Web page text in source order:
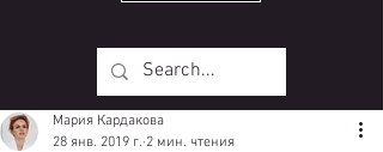
Мария Кардакова
28 янв. 2019 г. 2 мин. чтения